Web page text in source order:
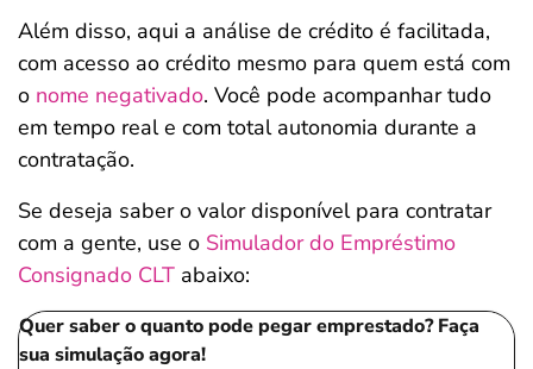
Além disso, aqui a análise de crédito é facilitada,
com acesso ao crédito mesmo para quem está com
o nome negativado. Você pode acompanhar tudo
em tempo real e com total autonomia durante a
contratação.
Se deseja saber o valor disponível para contratar
com a gente, use o Simulador do Empréstimo
Consignado CLT abaixo:
Quer saber o quanto pode pegar emprestado? Faça
sua simulação agora!